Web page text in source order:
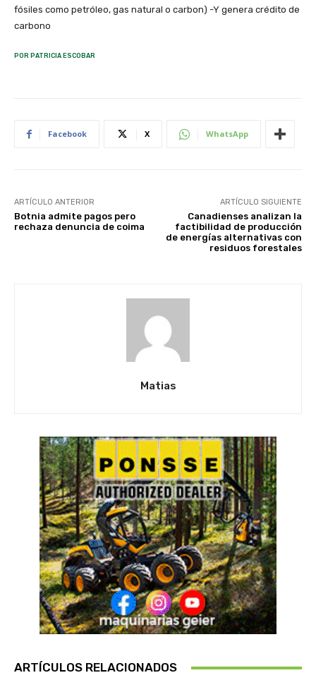
fósiles como petróleo, gas natural o carbon) -Y genera crédito de
carbono
POR PATRICIA ESCOBAR
Facebook X WhatsApp
ARTÍCULO ANTERIOR
Botnia admite pagos pero
rechaza denuncia de coima
ARTÍCULO SIGUIENTE
Canadienses analizan la
factibilidad de producción
de energías alternativas con
residuos forestales
Matias
ARTÍCULOS RELACIONADOS